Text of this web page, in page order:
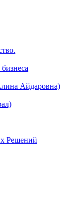
Айдаровна)
Решений